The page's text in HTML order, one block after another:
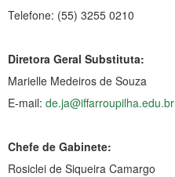
Telefone: (55) 3255 0210
Diretora Geral Substituta:
Marielle Medeiros de Souza
E-mail: de.ja@iffarroupilha.edu.br
Chefe de Gabinete:
Rosiclei de Siqueira Camargo